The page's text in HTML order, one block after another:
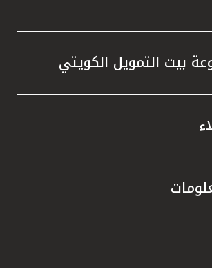
بيت التمويل الكويتي